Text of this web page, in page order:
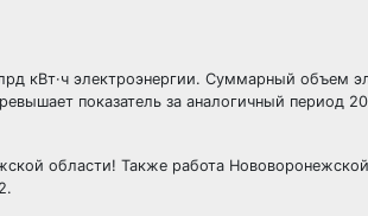
кВт·ч электроэнергии. Суммарный объем
показатель за аналогичный период
области! Также работа